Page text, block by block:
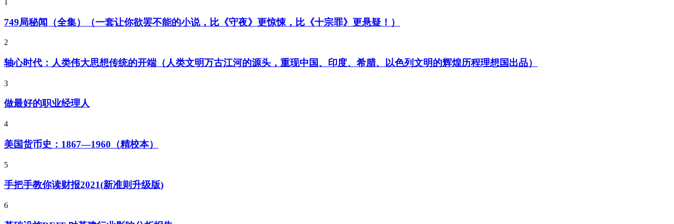
749局秘闻（全集）（一套让你欲罢不能的小说，比《守夜》更惊悚，比《十宗罪》更悬疑！）
2
轴心时代：人类伟大思想传统的开端（人类文明万古江河的源头，重现中国、印度、希腊、以色列文明的辉煌历程理想国出品）
3
做最好的职业经理人
4
美国货币史：1867—1960（精校本）
5
手把手教你读财报2021(新准则升级版)
6